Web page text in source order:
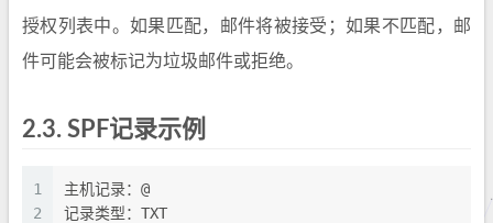
授权列表中。如果匹配，邮件将被接受；如果不匹配，邮
件可能会被标记为垃圾邮件或拒绝。
2.3. SPF记录示例
1
2
主机记录：@
记录类型：TXT